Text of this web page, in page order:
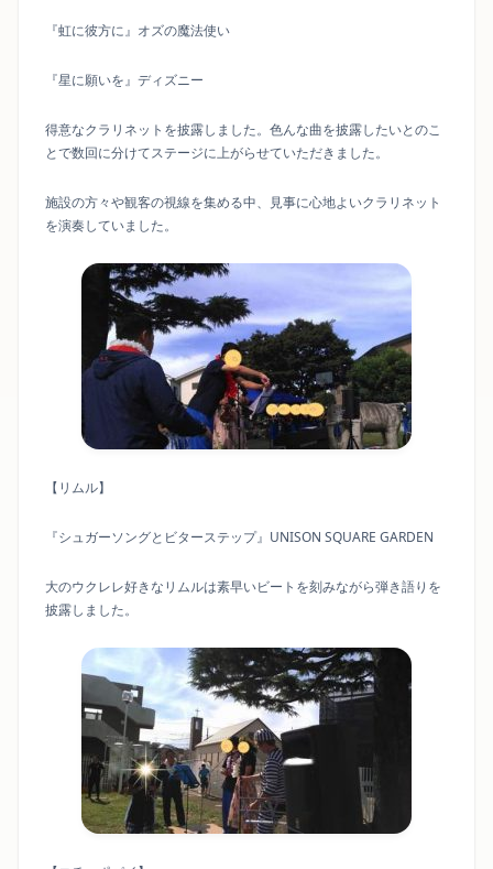
『虹に彼方に』オズの魔法使い
『星に願いを』ディズニー
得意なクラリネットを披露しました。色んな曲を披露したいとのこ
とで数回に分けてステージに上がらせていただきました。
施設の方々や観客の視線を集める中、見事に心地よいクラリネット
を演奏していました。
【リムル】
『シュガーソングとビターステップ』UNISON SQUARE GARDEN
大のウクレレ好きなリムルは素早いビートを刻みながら弾き語りを
披露しました。